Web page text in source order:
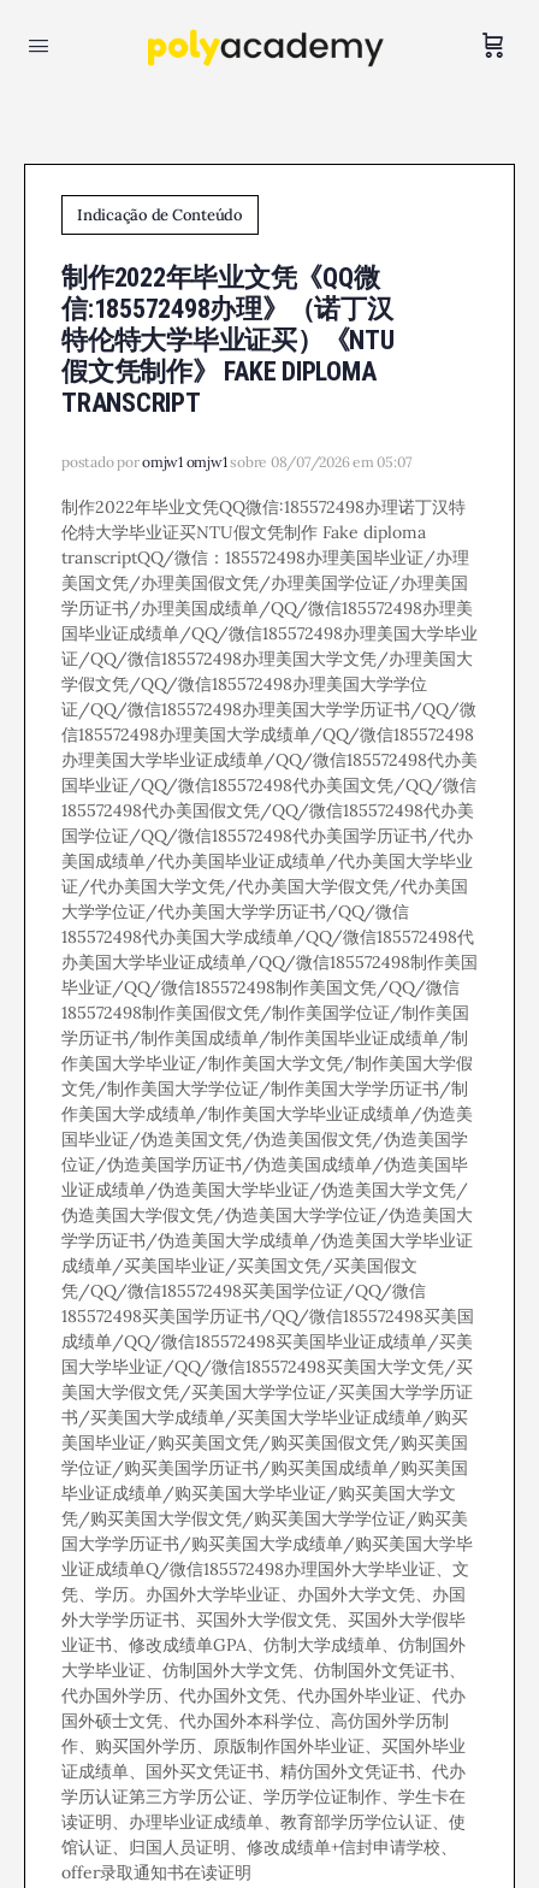
Indicação de Conteúdo
制作2022年毕业文凭《QQ微
信:185572498办理》（诺丁汉
特伦特大学毕业证买）《NTU
假文凭制作》 FAKE DIPLOMA
TRANSCRIPT
postado poromjw1 omjw1sobre 08/07/2026 em 05:07
制作2022年毕业文凭QQ微信:185572498办理诺丁汉特
伦特大学毕业证买NTU假文凭制作 Fake diploma
transcriptQQ/微信：185572498办理美国毕业证/办理
美国文凭/办理美国假文凭/办理美国学位证/办理美国
学历证书/办理美国成绩单/QQ/微信185572498办理美
国毕业证成绩单/QQ/微信185572498办理美国大学毕业
证/QQ/微信185572498办理美国大学文凭/办理美国大
学假文凭/QQ/微信185572498办理美国大学学位
证/QQ/微信185572498办理美国大学学历证书/QQ/微
信185572498办理美国大学成绩单/QQ/微信185572498
办理美国大学毕业证成绩单/QQ/微信185572498代办美
国毕业证/QQ/微信185572498代办美国文凭/QQ/微信
185572498代办美国假文凭/QQ/微信185572498代办美
国学位证/QQ/微信185572498代办美国学历证书/代办
美国成绩单/代办美国毕业证成绩单/代办美国大学毕业
证/代办美国大学文凭/代办美国大学假文凭/代办美国
大学学位证/代办美国大学学历证书/QQ/微信
185572498代办美国大学成绩单/QQ/微信185572498代
办美国大学毕业证成绩单/QQ/微信185572498制作美国
毕业证/QQ/微信185572498制作美国文凭/QQ/微信
185572498制作美国假文凭/制作美国学位证/制作美国
学历证书/制作美国成绩单/制作美国毕业证成绩单/制
作美国大学毕业证/制作美国大学文凭/制作美国大学假
文凭/制作美国大学学位证/制作美国大学学历证书/制
作美国大学成绩单/制作美国大学毕业证成绩单/伪造美
国毕业证/伪造美国文凭/伪造美国假文凭/伪造美国学
位证/伪造美国学历证书/伪造美国成绩单/伪造美国毕
业证成绩单/伪造美国大学毕业证/伪造美国大学文凭/
伪造美国大学假文凭/伪造美国大学学位证/伪造美国大
学学历证书/伪造美国大学成绩单/伪造美国大学毕业证
成绩单/买美国毕业证/买美国文凭/买美国假文
凭/QQ/微信185572498买美国学位证/QQ/微信
185572498买美国学历证书/QQ/微信185572498买美国
成绩单/QQ/微信185572498买美国毕业证成绩单/买美
国大学毕业证/QQ/微信185572498买美国大学文凭/买
美国大学假文凭/买美国大学学位证/买美国大学学历证
书/买美国大学成绩单/买美国大学毕业证成绩单/购买
美国毕业证/购买美国文凭/购买美国假文凭/购买美国
学位证/购买美国学历证书/购买美国成绩单/购买美国
毕业证成绩单/购买美国大学毕业证/购买美国大学文
凭/购买美国大学假文凭/购买美国大学学位证/购买美
国大学学历证书/购买美国大学成绩单/购买美国大学毕
业证成绩单Q/微信185572498办理国外大学毕业证、文
凭、学历。办国外大学毕业证、办国外大学文凭、办国
外大学学历证书、买国外大学假文凭、买国外大学假毕
业证书、修改成绩单GPA、仿制大学成绩单、仿制国外
大学毕业证、仿制国外大学文凭、仿制国外文凭证书、
代办国外学历、代办国外文凭、代办国外毕业证、代办
国外硕士文凭、代办国外本科学位、高仿国外学历制
作、购买国外学历、原版制作国外毕业证、买国外毕业
证成绩单、国外买文凭证书、精仿国外文凭证书、代办
学历认证第三方学历公证、学历学位证制作、学生卡在
读证明、办理毕业证成绩单、教育部学历学位认证、使
馆认证、归国人员证明、修改成绩单+信封申请学校、
offer录取通知书在读证明